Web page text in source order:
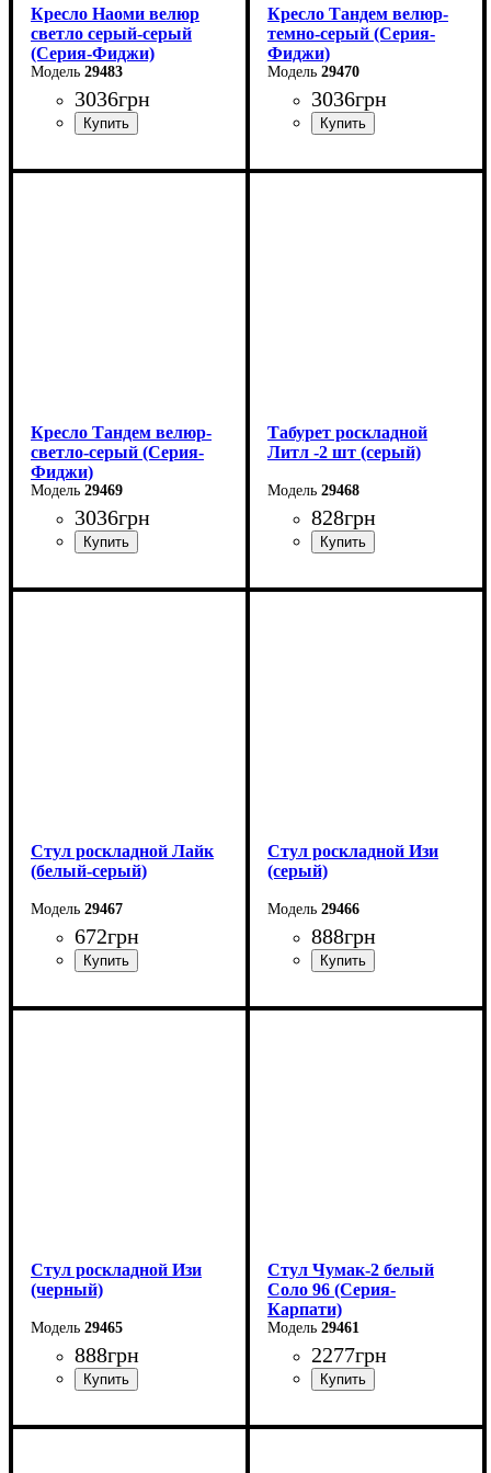
Кресло Наоми велюр
светло серый-серый
(Серия-Фиджи)
29483
3036грн
Ширина: 58 см
Кресло Тандем велюр-
темно-серый (Серия-
Фиджи)
29470
3036грн
Ширина: 58 см
Кресло Тандем велюр-
светло-серый (Серия-
Фиджи)
29469
3036грн
Ширина: 58 см
Табурет роскладной
Литл -2 шт (серый)
29468
828грн
Ширина: 33 см
Стул роскладной Лайк
(белый-серый)
29467
672грн
Ширина: 46 см
Стул роскладной Изи
(серый)
29466
888грн
Ширина: 47 см
Стул роскладной Изи
(черный)
29465
888грн
Ширина: 47 см
Cтул Чумак-2 белый
Соло 96 (Серия-
Карпати)
29461
2277грн
Длина: 43 см